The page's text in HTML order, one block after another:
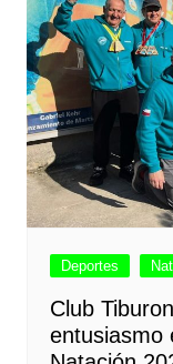
Deportes
Club
entusiasmo